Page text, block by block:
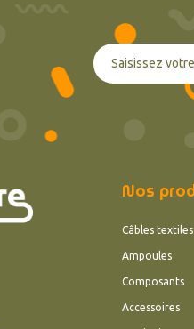
Nos
Câbles textiles
Ampoules
Composants
Accessoires